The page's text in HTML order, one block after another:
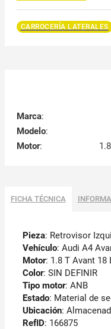
CARROCERÍA LATERALES
Marca:
Modelo:
Motor:
FICHA TÉCNICA
Pieza: Retrovisor
Vehículo: Audi A4
Motor: 1.8 T Avant 18
Color: SIN DEFINIR
Tipo motor: ANB
Estado: Material de
Ubicación:
RefID: 166875